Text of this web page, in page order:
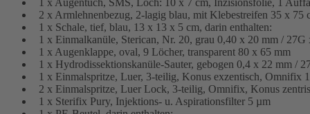
1 x Augentuch, SMS, Loch: 10 x 7 cm, Inzisionsfolie, 1
2 x Armlehnenbezug, 2-lagig blau, mit Klebestreifen 35 x 75
1 x Schale, tief, blau, 13 x 13 x 5 cm, darin enthalten:
1 x Einmalkanüle, Sterican, Nr. 20, grau 0,40 x 20 mm / 27G
1 x Augenklappe, oval, 9 Löcher, transparent 80 x 65 mm
1 x Hydrodissektionskanüle-Sauter, gebogen 0,4 x 22 mm /
1 x Einmalspritze, Luer, 3-teilig, Konus exzentisch, Omnifix
2 x Einmalspritze, Luer Lock, 3-teilig, Omnifix, Konus
1 x Sterifix Pury, Injektions- u. Aspirationsfilter 5 µm